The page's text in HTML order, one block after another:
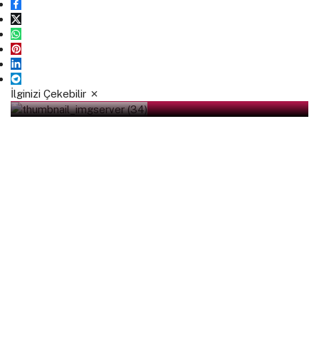
İlginizi Çekebilir
1 Mayıs 2022
Hissesini Devreden Özel Ortağın İş Deneyim